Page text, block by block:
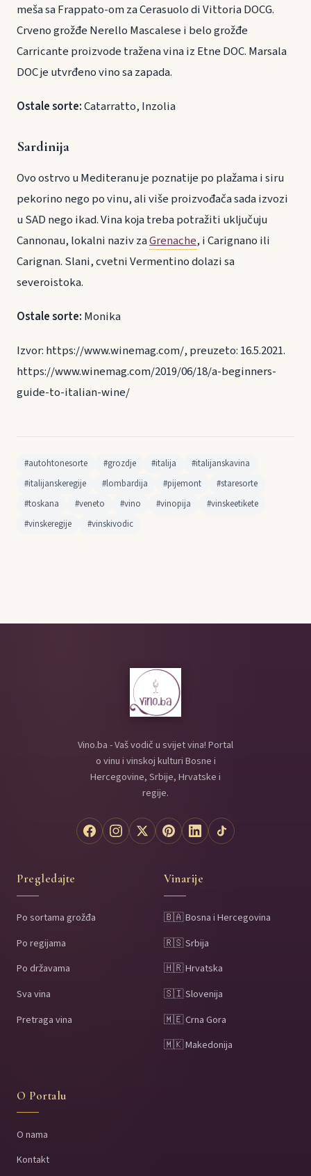
meša sa Frappato-om za Cerasuolo di Vittoria DOCG.
Crveno grožđe Nerello Mascalese i belo grožđe
Carricante proizvode tražena vina iz Etne DOC. Marsala
DOC je utvrđeno vino sa zapada.
Ostale sorte:Catarratto, Inzolia
Sardinija
Ovo ostrvo u Mediteranu je poznatije po plažama i siru
pekorino nego po vinu, ali više proizvođača sada izvozi
u SAD nego ikad. Vina koja treba potražiti uključuju
Cannonau, lokalni naziv zaGrenache, i Carignano ili
Carignan. Slani, cvetni Vermentino dolazi sa
severoistoka.
Ostale sorte: Monika
Izvor: https://www.winemag.com/, preuzeto: 16.5.2021.
https://www.winemag.com/2019/06/18/a-beginners-
guide-to-italian-wine/
#autohtonesorte #grozdje #italija
#italijanskavina
#italijanskeregije
#lombardija #pijemont
#staresorte
#toskana
#veneto #vino #vinopija
#vinskeetikete
#vinskeregije
#vinskivodic
Vino.ba - Vaš vodič u svijet vina! Portal
o vinu i vinskoj kulturi Bosne i
Hercegovine, Srbije, Hrvatske i
regije.
Pregledajte
Po sortama grožđa
Po regijama
Po državama
Sva vina
Pretraga vina
Vinarije
🇧🇦 Bosna i Hercegovina
🇷🇸 Srbija
🇭🇷 Hrvatska
🇸🇮 Slovenija
🇲🇪 Crna Gora
🇲🇰 Makedonija
O Portalu
O nama
Kontakt